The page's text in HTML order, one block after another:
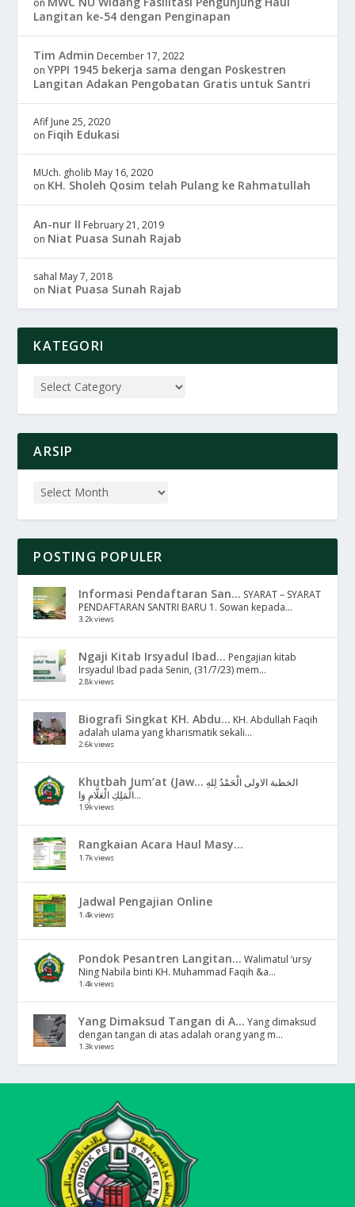
Langitan ke-54 dengan Penginapan
Tim Admin December 17, 2022
onYPPI 1945 bekerja sama dengan Poskestren
Langitan Adakan Pengobatan Gratis untuk Santri
Afif June 25, 2020
on Fiqih Edukasi
MUch. gholib May 16, 2020
on KH. Sholeh Qosim telah Pulang ke Rahmatullah
An-nur II February 21, 2019
on Niat Puasa Sunah Rajab
sahal May 7, 2018
on Niat Puasa Sunah Rajab
KATEGORI
ARSIP
POSTING POPULER
Informasi Pendaftaran San... SYARAT – SYARAT
PENDAFTARAN SANTRI BARU 1. Sowan kepada...
3.2k views
Ngaji Kitab Irsyadul Ibad... Pengajian kitab
Irsyadul Ibad pada Senin, (31/7/23) mem...
2.8k views
Biografi Singkat KH. Abdu... KH. Abdullah Faqih
adalah ulama yang kharismatik sekali...
2.6k views
Khutbah Jum’at (Jaw... الخطبة الاولى الْحَمْدُ لِلهِ
الْمَلِكِ الْعَلَّامِ وَا...
1.9k views
Rangkaian Acara Haul Masy...
1.7k views
Jadwal Pengajian Online
1.4k views
Pondok Pesantren Langitan... Walimatul ‘ursy
Ning Nabila binti KH. Muhammad Faqih &a...
1.4k views
Yang Dimaksud Tangan di A... Yang dimaksud
dengan tangan di atas adalah orang yang m...
1.3k views